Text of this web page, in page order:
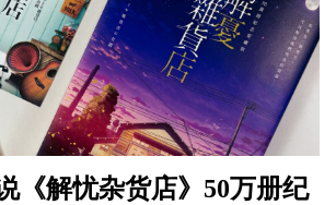
《解忧杂货店》50万册纪